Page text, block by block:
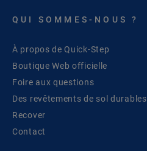
QUI SOMMES-NOUS ?
À propos de Quick-Step
Boutique Web officielle
Foire aux questions
Des revêtements de sol durables
Recover
Contact